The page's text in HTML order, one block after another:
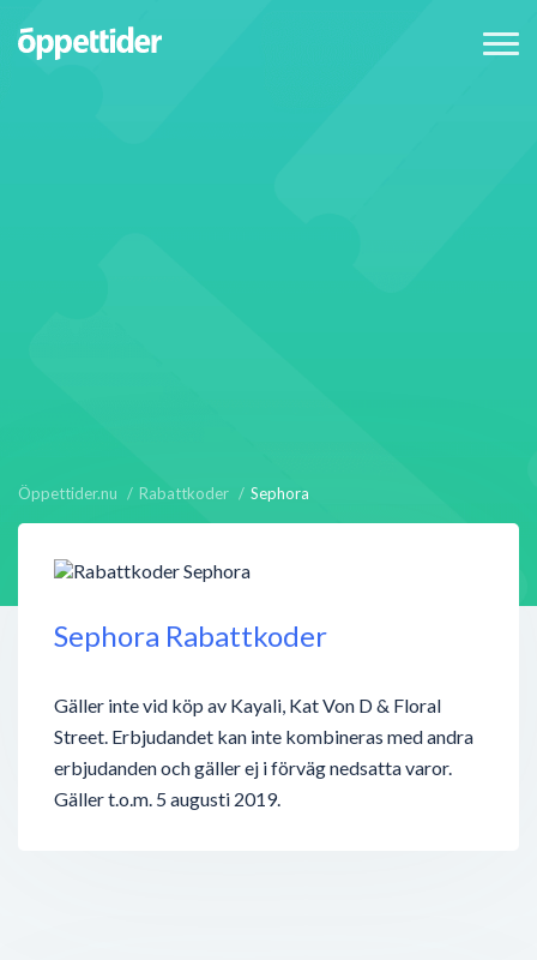
Öppettider.nu Rabattkoder Sephora
Sephora Rabattkoder
Gäller inte vid köp av Kayali, Kat Von D & Floral
Street. Erbjudandet kan inte kombineras med andra
erbjudanden och gäller ej i förväg nedsatta varor.
Gäller t.o.m. 5 augusti 2019.